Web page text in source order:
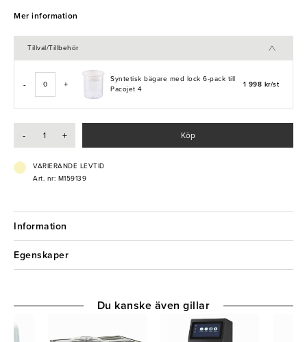
dess slitstarka material säkerställer långvarig hållbarhet.
- Kompatibel med syntetiska bägare
Mer information
Tillval/Tillbehör
- +
Syntetisk bägare med lock 6-pack till
Pacojet 4
1 998 kr/st
- + Köp
VARIERANDE LEVTID
Art. nr: M159139
Information
Egenskaper
Du kanske även gillar